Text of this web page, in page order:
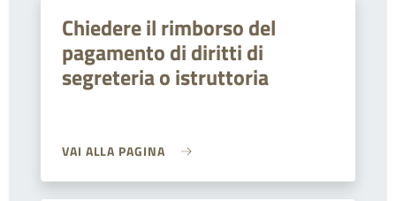
Chiedere il rimborso del
pagamento di diritti di
segreteria o istruttoria
VAI ALLA PAGINA